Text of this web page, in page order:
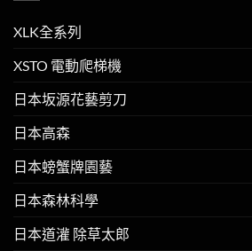
XLK全系列
XSTO 電動爬梯機
日本坂源花藝剪刀
日本高森
日本螃蟹牌園藝
日本森林科學
日本道灌 除草太郎